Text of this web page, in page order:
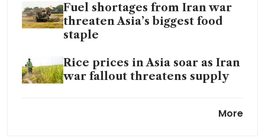
Fuel shortages from Iran war
threaten Asia’s biggest food
staple
Rice prices in Asia soar as Iran
war fallout threatens supply
More